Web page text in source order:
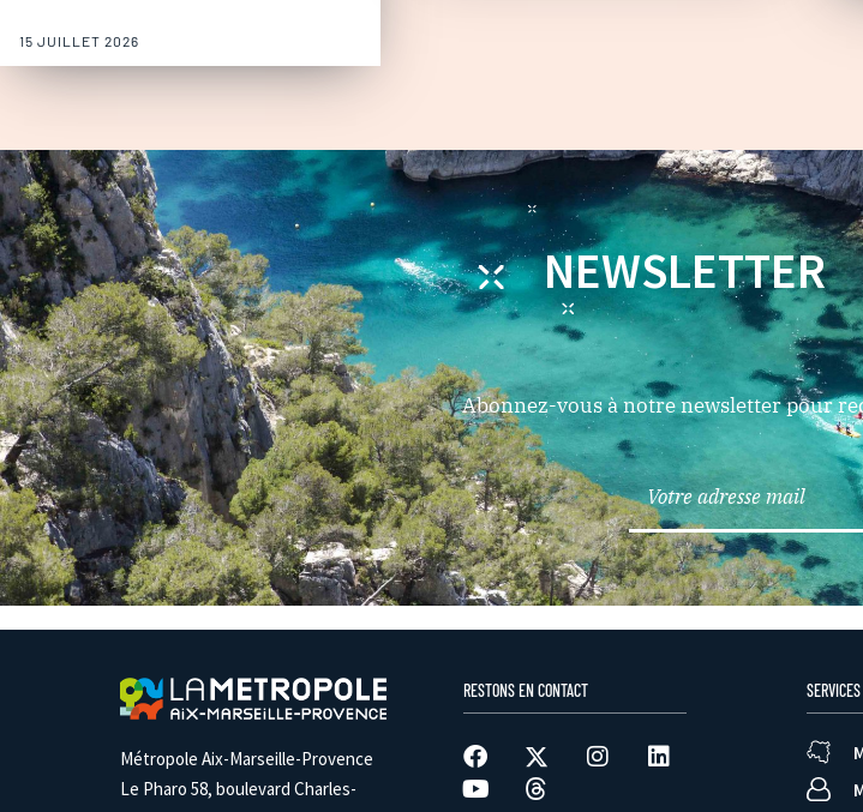
15 JUILLET 2026
NEWSLETTER
Abonnez-vous à notre newsletter pour
Métropole Aix-Marseille-Provence
Le Pharo 58, boulevard Charles-
RESTONS EN CONTACT